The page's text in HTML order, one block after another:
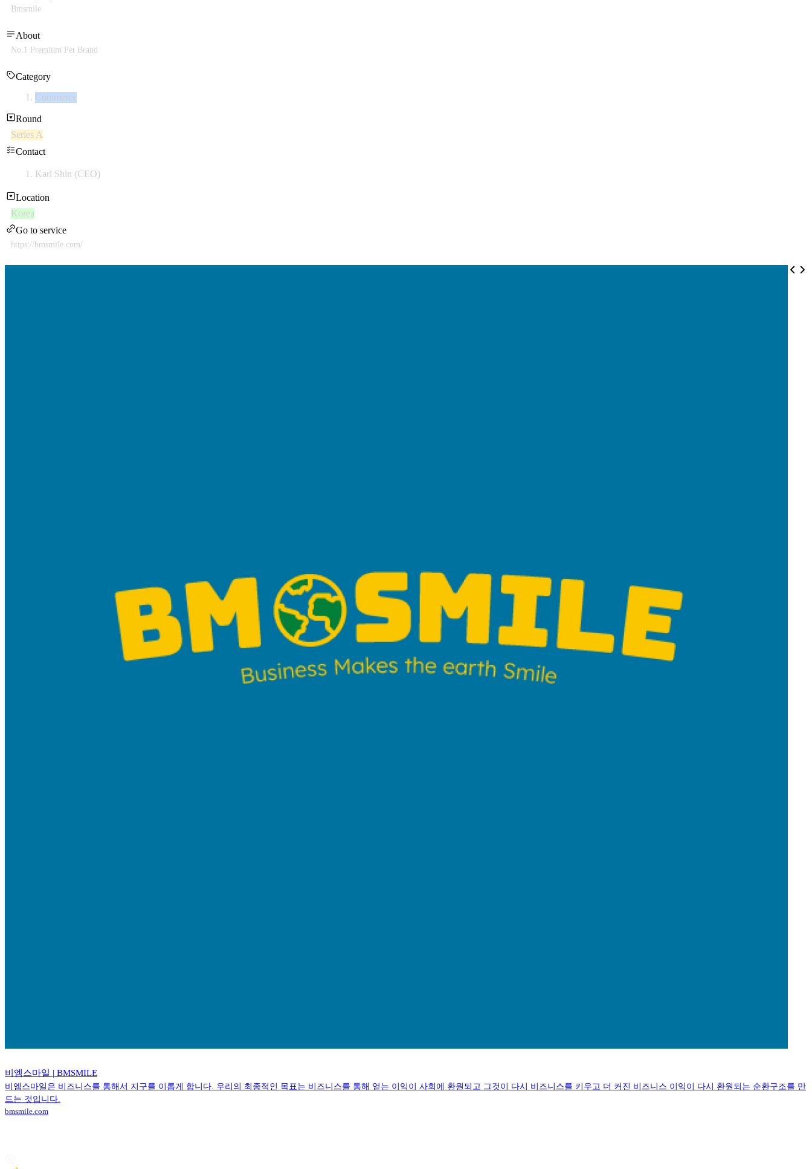
Bmsmile
About
No.1 Premium Pet Brand
Category
Commerce
Round
Series A
Contact
Karl Shin (CEO)
Location
Korea
Go to service
https://bmsmile.com/
비엠스마일 | BMSMILE
비엠스마일은 비즈니스를 통해서 지구를 이롭게 합니다. 우리의 최종적인 목표는 비즈니스를 통해 얻는 이익이 사회에 환원되고 그것이 다시 비즈니스를 키우고 더 커진 비즈니스 이익이 다시 환원되는 순환구조를 만
드는 것입니다.
bmsmile.com